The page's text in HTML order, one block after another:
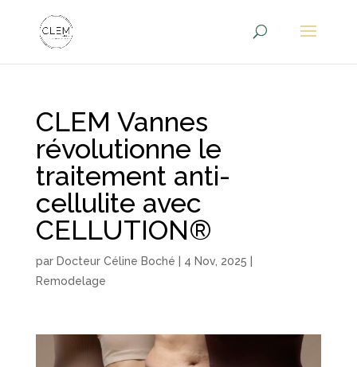
CLEM Vannes
révolutionne le
traitement anti-
cellulite avec
CELLUTION®
par Docteur Céline Boché 4 Nov, 2025
Remodelage